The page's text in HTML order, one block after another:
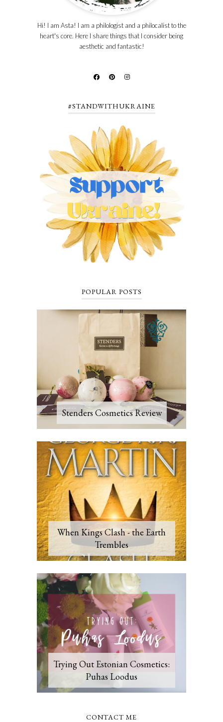
Hi! I am Asta! I am a philologist and a philocalist to the
heart's core. Here I share things that I consider being
aesthetic and fantastic!
#STANDWITHUKRAINE
POPULAR POSTS
Stenders Cosmetics Review
When Kings Clash - the Earth
Trembles
Trying Out Estonian Cosmetics:
Puhas Loodus
CONTACT ME